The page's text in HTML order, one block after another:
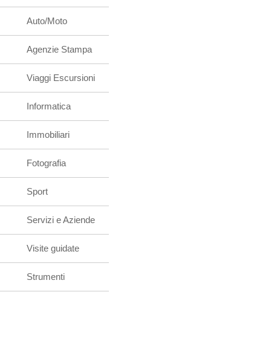
Auto/Moto
Agenzie Stampa
Viaggi Escursioni
Informatica
Immobiliari
Fotografia
Sport
Servizi e Aziende
Visite guidate
Strumenti